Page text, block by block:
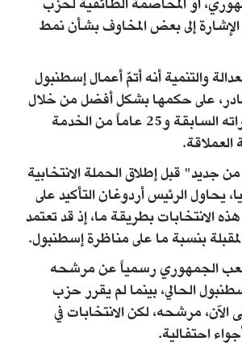
أو المخاصمة الطائفية لحزب
الإشارة إلى بعض المخاوف بشأن نمط
والتنمية أنه أتمّ أعمال إسطنبول
على حكمها بشكل أفضل من خلال
التأكيد على استثماراته السابقة و25 عاماً من الخدمة
العملاقة.
جديد" قبل إطلاق الحملة الانتخابية
يحاول الرئيس أردوغان التأكيد على
الانتخابات بطريقة ما، إذ قد تعتمد
المقبلة بنسبة ما على مناظرة إسطنبول.
الجمهوري رسمياً عن مرشحه
الحالي، بينما لم يقرر حزب
الآن، مرشحه، لكن الانتخابات في
احتفالية.